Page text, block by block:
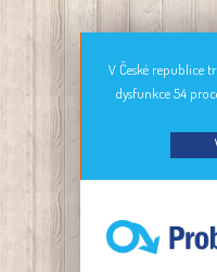
V České republice
dysfunkce 54